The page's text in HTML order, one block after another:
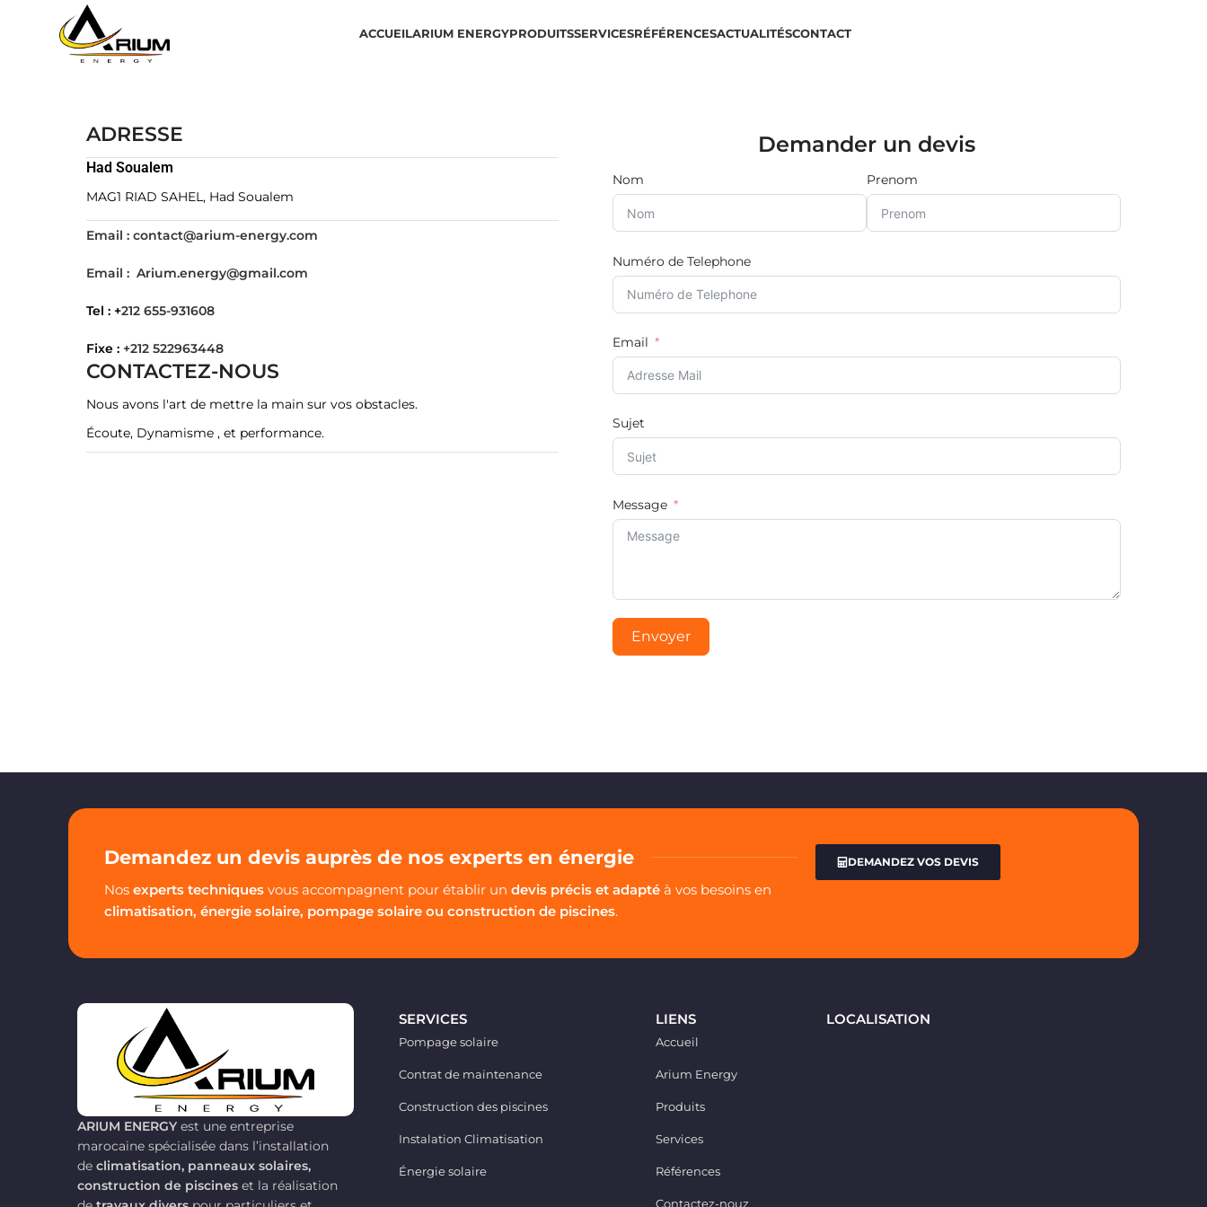
ACCUEILARIUM ENERGYPRODUITSSERVICESRÉFÉRENCESACTUALITÉSCONTACT
ADRESSE
Had Soualem
MAG1 RIAD SAHEL, Had Soualem
Email : contact@arium-energy.com
Email : Arium.energy@gmail.com
Tel : +212 655-931608
Fixe : +212 522963448
CONTACTEZ-NOUS
Nous avons l'art de mettre la main sur vos obstacles.
Écoute, Dynamisme , et performance.
Demander un devis
Nom Prenom
Numéro de Telephone
Email
Sujet
Message
Envoyer
Demandez un devis auprès de nos experts en énergie
Nos experts techniques vous accompagnent pour établir un devis précis et adapté à vos besoins en
climatisation, énergie solaire, pompage solaire ou construction de piscines.
DEMANDEZ VOS DEVIS
ARIUM ENERGY est une entreprise
marocaine spécialisée dans l’installation
de climatisation, panneaux solaires,
construction de piscines et la réalisation
LIENS
Accueil
Arium Energy
Produits
Services
Références
Contactez-nouz
SERVICES
Pompage solaire
Contrat de maintenance
Construction des piscines
Instalation Climatisation
Énergie solaire
LOCALISATION